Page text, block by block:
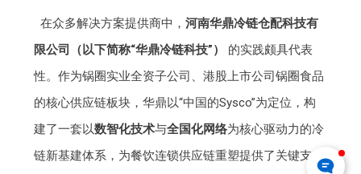
在众多解决方案提供商中， 河南华鼎冷链仓配科技有
限公司（以下简称“华鼎冷链科技”）
的实践颇具代表
性。作为锅圈实业全资子公司、港股上市公司锅圈食品
的核心供应链板块，华鼎以“中国的Sysco”为定位，构
建了一套以数智化技术与全国化网络为核心驱动力的冷
链新基建体系，为餐饮连锁供应链重塑提供了关键支